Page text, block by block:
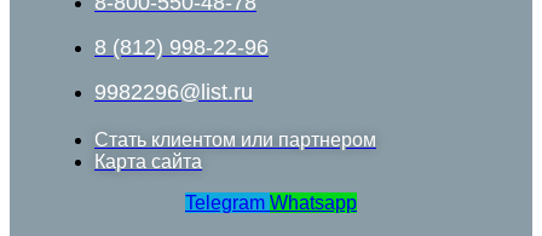
8 (812) 998-22-96
9982296@list.ru
Стать клиентом или партнером
Карта сайта
Telegram Whatsapp